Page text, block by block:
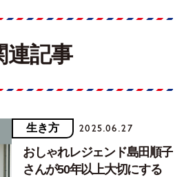
連記事
生き方 2025.06.27
おしゃれレジェンド島田順子
さんが50年以上大切にする